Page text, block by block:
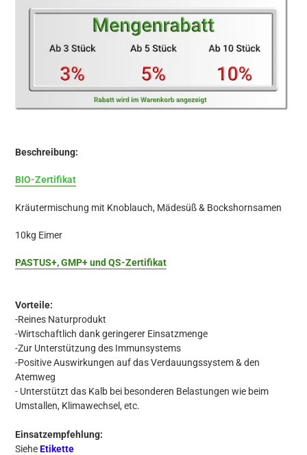
hinzugefügt
Beschreibung:
BIO-Zertifikat
Kräutermischung mit Knoblauch, Mädesüß & Bockshornsamen
10kg Eimer
PASTUS+, GMP+ und QS-Zertifikat
Vorteile:
-Reines Naturprodukt
-Wirtschaftlich dank geringerer Einsatzmenge
-Zur Unterstützung des Immunsystems
-Positive Auswirkungen auf das Verdauungssystem & den
Atemweg
- Unterstützt das Kalb bei besonderen Belastungen wie beim
Umstallen, Klimawechsel, etc.
Einsatzempfehlung:
SieheEtikette